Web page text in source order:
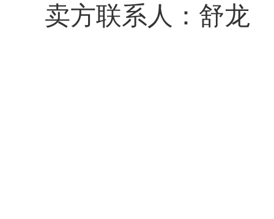
卖方联系人：舒龙